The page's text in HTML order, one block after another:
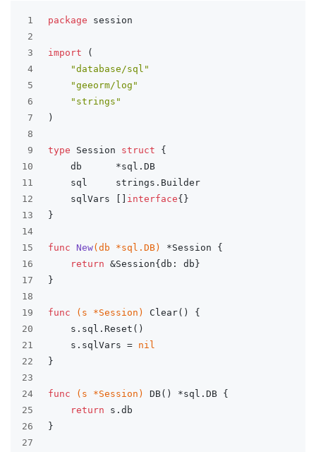
1
2
3
4
5
6
7
8
9
10
11
12
13
14
15
16
17
18
19
20
21
22
23
24
25
26
27
package session
import (
"database/sql"
"geeorm/log"
"strings"
)
type Session struct {
	db      *sql.DB
	sql     strings.Builder
	sqlVars []
interface{}
}
func New(db *sql.DB)
*Session {
return &Session{db: db}
}
func (s *Session)
Clear() {
	s.sql.Reset()
	s.sqlVars =
nil
}
func (s *Session)
DB() *sql.DB {
return s.db
}